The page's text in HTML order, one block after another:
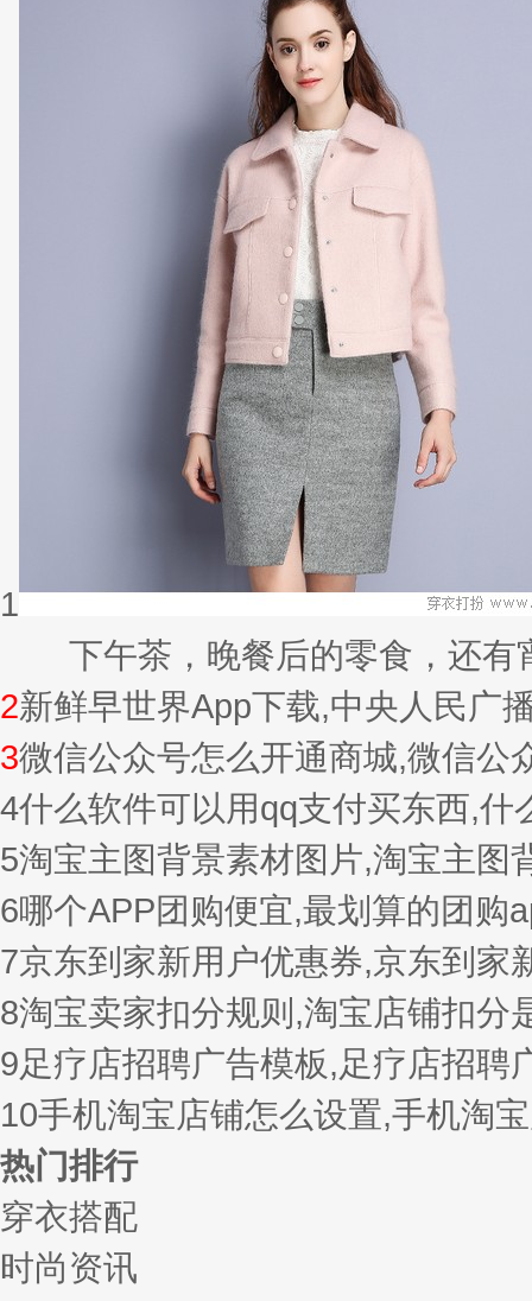
1
下午茶，晚餐后的零食，还有
2新鲜早世界App下载,中央人民广
3微信公众号怎么开通商城,微信公
4什么软件可以用qq支付买东西,什
5淘宝主图背景素材图片,淘宝主图
6哪个APP团购便宜,最划算的团购
7京东到家新用户优惠券,京东到家
8淘宝卖家扣分规则,淘宝店铺扣分
9足疗店招聘广告模板,足疗店招聘
10手机淘宝店铺怎么设置,手机淘
热门排行
穿衣搭配
时尚资讯